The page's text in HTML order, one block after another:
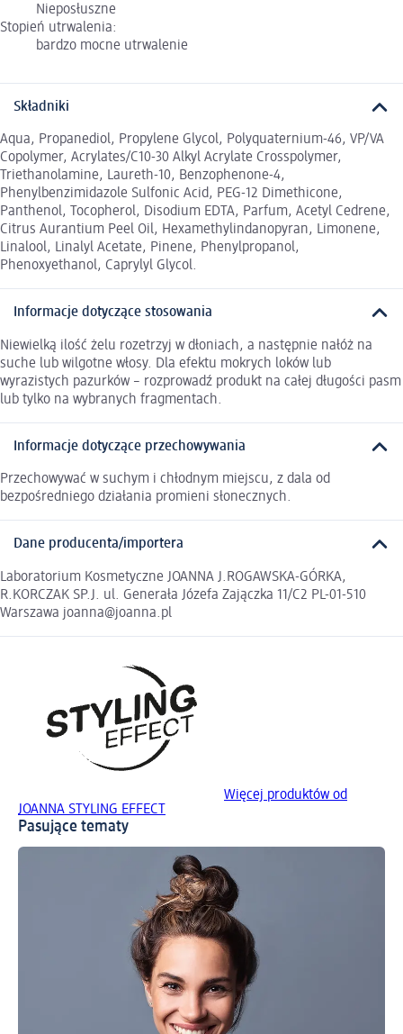
Nieposłuszne
Stopień utrwalenia:
bardzo mocne utrwalenie
Składniki
Aqua, Propanediol, Propylene Glycol, Polyquaternium-46, VP/VA
Copolymer, Acrylates/C10-30 Alkyl Acrylate Crosspolymer,
Triethanolamine, Laureth-10, Benzophenone-4,
Phenylbenzimidazole Sulfonic Acid, PEG-12 Dimethicone,
Panthenol, Tocopherol, Disodium EDTA, Parfum, Acetyl Cedrene,
Citrus Aurantium Peel Oil, Hexamethylindanopyran, Limonene,
Linalool, Linalyl Acetate, Pinene, Phenylpropanol,
Phenoxyethanol, Caprylyl Glycol.
Informacje dotyczące stosowania
Niewielką ilość żelu rozetrzyj w dłoniach, a następnie nałóż na
suche lub wilgotne włosy. Dla efektu mokrych loków lub
wyrazistych pazurków – rozprowadź produkt na całej długości pasm
lub tylko na wybranych fragmentach.
Informacje dotyczące przechowywania
Przechowywać w suchym i chłodnym miejscu, z dala od
bezpośredniego działania promieni słonecznych.
Dane producenta/importera
Laboratorium Kosmetyczne JOANNA J.ROGAWSKA-GÓRKA,
R.KORCZAK SP.J. ul. Generała Józefa Zajączka 11/C2 PL-01-510
Warszawa joanna@joanna.pl
Więcej produktów od
JOANNA STYLING EFFECT
Pasujące tematy